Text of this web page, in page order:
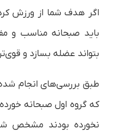
اگر هدف شما از ورزش
باید صبحانه مناسب و
بتواند عضله بسازد و
طبق بررسی‌های انجام شده
که گروه اول صبحانه
نخورده بودند مشخص